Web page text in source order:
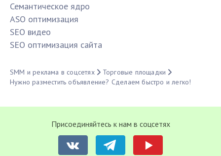
Семантическое ядро
ASO оптимизация
SЕО видео
SЕО оптимизация сайта
SMM и реклама в соцсетях
Торговые площадки
Нужно разместить объявление? Сделаем быстро и легко!
Присоединяйтесь к нам в соцсетях